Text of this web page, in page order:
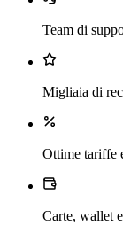
Team di
Migliaia di
Ottime tariffe
Carte, wallet